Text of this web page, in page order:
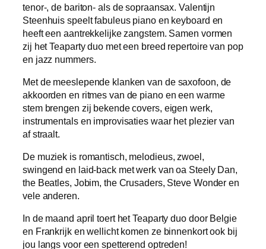
tenor-, de bariton- als de sopraansax. Valentijn
Steenhuis speelt fabuleus piano en keyboard en
heeft een aantrekkelijke zangstem. Samen vormen
zij het Teaparty duo met een breed repertoire van pop
en jazz nummers.
Met de meeslepende klanken van de saxofoon, de
akkoorden en ritmes van de piano en een warme
stem brengen zij bekende covers, eigen werk,
instrumentals en improvisaties waar het plezier van
af straalt.
De muziek is romantisch, melodieus, zwoel,
swingend en laid-back met werk van oa Steely Dan,
the Beatles, Jobim, the Crusaders, Steve Wonder en
vele anderen.
In de maand april toert het Teaparty duo door Belgie
en Frankrijk en wellicht komen ze binnenkort ook bij
jou langs voor een spetterend optreden!